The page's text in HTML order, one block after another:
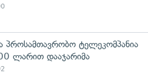
პროსამთავრობო ტელეკომპანია
ლარით დააჯარიმა